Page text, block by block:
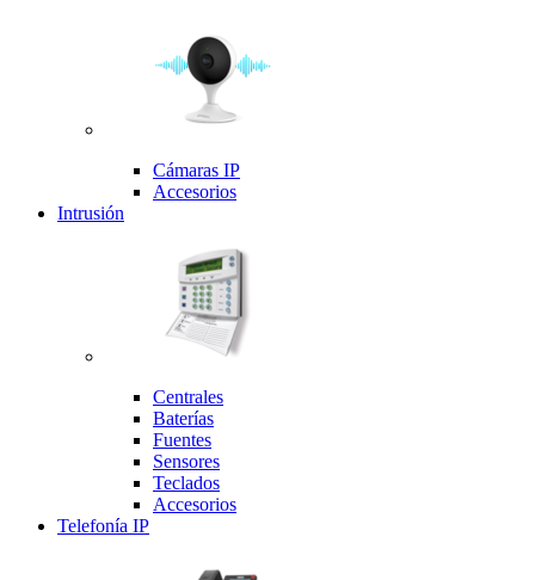
Cámaras IP
Accesorios
Intrusión
Centrales
Baterías
Fuentes
Sensores
Teclados
Accesorios
Telefonía IP